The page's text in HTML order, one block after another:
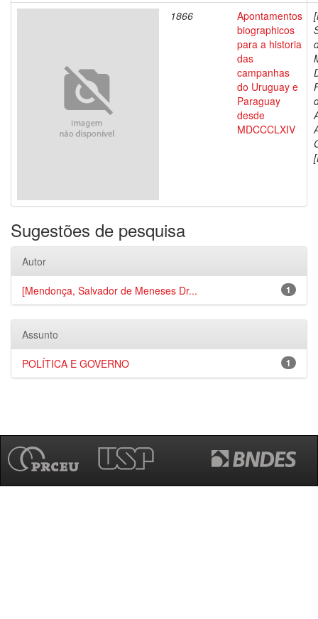
1866
Apontamentos
biographicos
para a historia
das
campanhas
do Uruguay e
Paraguay
desde
MDCCCLXIV
Sugestões de pesquisa
Autor
1
[Mendonça, Salvador de Meneses Dr...
Assunto
1
POLÍTICA E GOVERNO